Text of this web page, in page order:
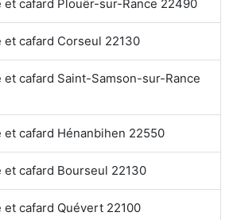
et cafard Plouër-sur-Rance 22490
cafard Corseul 22130
cafard Saint-Samson-sur-Rance
cafard Hénanbihen 22550
cafard Bourseul 22130
cafard Quévert 22100